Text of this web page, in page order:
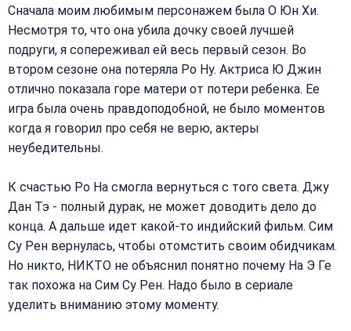
Сначала моим любимым персонажем была О Юн Хи.
Несмотря то, что она убила дочку своей лучшей
подруги, я сопереживал ей весь первый сезон. Во
втором сезоне она потеряла Ро Ну. Актриса Ю Джин
отлично показала горе матери от потери ребенка. Ее
игра была очень правдоподобной, не было моментов
когда я говорил про себя не верю, актеры
неубедительны.
К счастью Ро На смогла вернуться с того света. Джу
Дан Тэ - полный дурак, не может доводить дело до
конца. А дальше идет какой-то индийский фильм. Сим
Су Рен вернулась, чтобы отомстить своим обидчикам.
Но никто, НИКТО не объяснил понятно почему На Э Ге
так похожа на Сим Су Рен. Надо было в сериале
уделить вниманию этому моменту.